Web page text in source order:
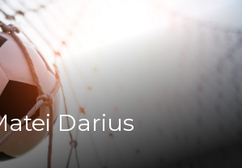
Darius